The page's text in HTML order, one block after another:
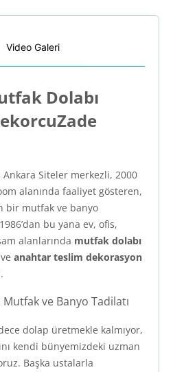
Video Galeri
Dolabı
Ankara Siteler merkezli, 2000
alanında faaliyet gösteren,
bir mutfak ve banyo
bu yana ev, ofis,
alanlarında mutfak dolabı
ve anahtar teslim dekorasyon
ve Banyo Tadilatı
dolap üretmekle kalmıyor,
kendi bünyemizdeki uzman
Başka ustalarla